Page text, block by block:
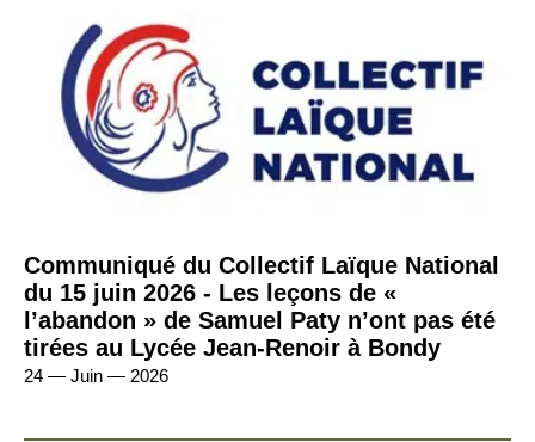
Communiqué du Collectif Laïque National
du 15 juin 2026 - Les leçons de «
l’abandon » de Samuel Paty n’ont pas été
tirées au Lycée Jean-Renoir à Bondy
24 — Juin — 2026